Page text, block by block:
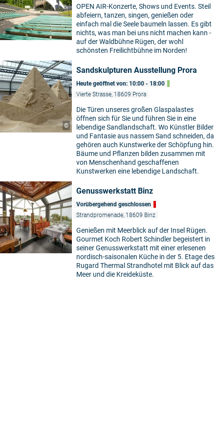
OPEN AIR-Konzerte, Shows und Events. Steil
abfeiern, tanzen, singen, genießen oder
einfach mal die Seele baumeln lassen. Es gibt
nichts, was man bei uns nicht machen kann -
auf der Waldbühne Rügen, der wohl
schönsten Freilichtbühne im Norden!
©
Sandskulpturen Ausstellung Prora
Heute geöffnet von: 10:00 - 18:00
Vierte Strasse, 18609 Prora
Die Türen unseres großen Glaspalastes
öffnen sich für Sie und führen Sie in eine
lebendige Sandlandschaft. Wo Künstler Bilder
und Fantasie aus nassem Sand schneiden, da
gehören auch Kunstwerke der Schöpfung hin.
Bäume und Pflanzen bilden zusammen mit
von Menschenhand geschaffenen
Kunstwerken eine lebendige Landschaft.
Genusswerkstatt Binz
Vorübergehend geschlossen
Strandpromenade, 18609 Binz
Genießen mit Meerblick auf der Insel Rügen.
Gourmet Koch Robert Schindler begeistert in
seiner Genusswerkstatt mit einer erlesenen
nordisch-saisonalen Küche in der 5. Etage des
Rugard Thermal Strandhotel mit Blick auf das
Meer und die Kreideküste.